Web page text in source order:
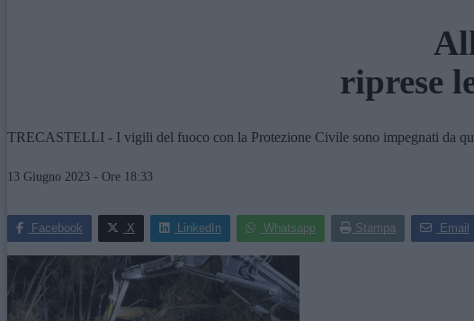
riprese
TRECASTELLI - I vigili del fuoco con la Protezione Civile sono impegnati da
13 Giugno 2023 - Ore 18:33
Facebook X LinkedIn Whatsapp Stampa Email